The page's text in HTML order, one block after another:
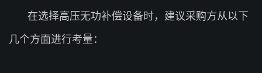
在选择高压无功补偿设备时，建议采购方从以下
几个方面进行考量：